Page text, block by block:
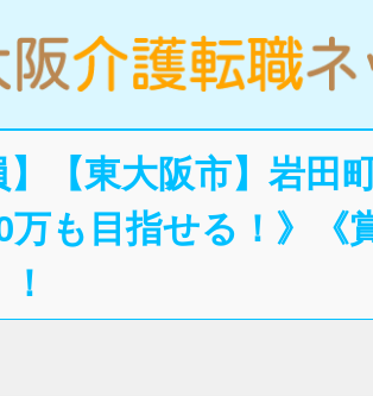
】【東大阪市】岩田
万も目指せる！》《